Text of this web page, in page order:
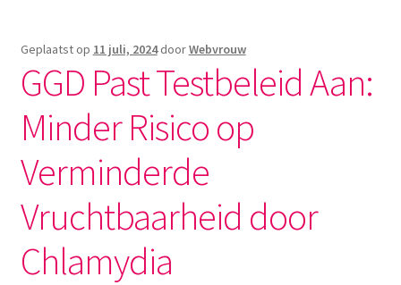
Geplaatst op 11 juli, 2024 doorWebvrouw
GGD Past Testbeleid Aan:
Minder Risico op
Verminderde
Vruchtbaarheid door
Chlamydia